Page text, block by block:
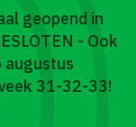
geopend in
- Ook
augustus
31-32-33!